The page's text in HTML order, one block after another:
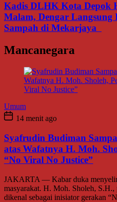
Kadis DLHK Kota Depok
Malam, Dengar Langsung
Sampah di Mekarjaya
Mancanegara
Umum
14 menit ago
Syafrudin Budiman
atas Wafatnya H. Moh.
“No Viral No Justice”
JAKARTA — Kabar duka
masyarakat. H. Moh. Sholeh, S.H.,
dikenal sebagai inisiator gerakan